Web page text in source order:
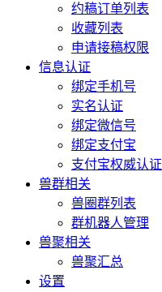
约稿订单列表
收藏列表
申请接稿权限
信息认证
绑定手机号
实名认证
绑定微信号
绑定支付宝
支付宝权威认证
兽群相关
兽圈群列表
群机器人管理
兽聚相关
兽聚汇总
设置